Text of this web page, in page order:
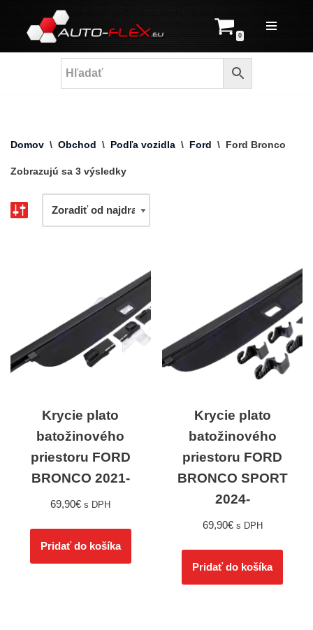
Prejsť
na
0
Domov \ Obchod \ Podľa vozidla \ Ford \ Ford Bronco
Zobrazujú sa 3 výsledky
Krycie plato
batožinového
priestoru FORD
BRONCO 2021-
69,90€ s DPH
Pridať do košíka
Krycie plato
batožinového
priestoru FORD
BRONCO SPORT
2024-
69,90€ s DPH
Pridať do košíka